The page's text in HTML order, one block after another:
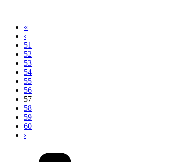
«
‹
51
52
53
54
55
56
57
58
59
60
›